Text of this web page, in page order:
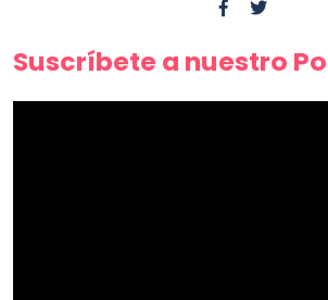
Suscríbete a nuestro